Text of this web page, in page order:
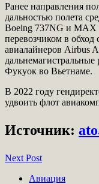
Ранее направления
дальностью полета
Boeing 737NG и MAX
перевозчиком в
авиалайнеров Airbus
Фукуок во Вьетнаме.
В 2022 году
удвоить флот
Источник:
Next Post
Авиация